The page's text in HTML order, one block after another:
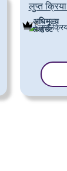
लुप्त
अधिमूल्य
लेआउट